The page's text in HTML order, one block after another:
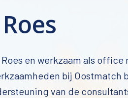
Roes en werkzaam als
bij
van de